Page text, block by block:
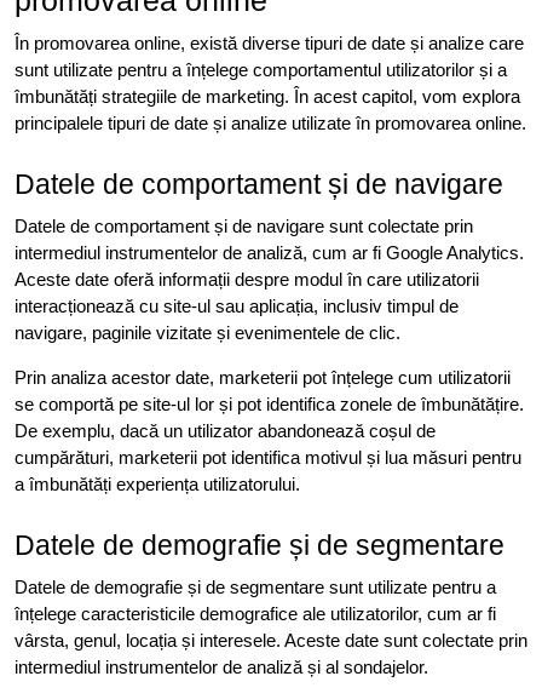
În promovarea online, există diverse tipuri de date și analize care
sunt utilizate pentru a înțelege comportamentul utilizatorilor și a
îmbunătăți strategiile de marketing. În acest capitol, vom explora
principalele tipuri de date și analize utilizate în promovarea online.
Datele de comportament și de navigare
Datele de comportament și de navigare sunt colectate prin
intermediul instrumentelor de analiză, cum ar fi Google Analytics.
Aceste date oferă informații despre modul în care utilizatorii
interacționează cu site-ul sau aplicația, inclusiv timpul de
navigare, paginile vizitate și evenimentele de clic.
Prin analiza acestor date, marketerii pot înțelege cum utilizatorii
se comportă pe site-ul lor și pot identifica zonele de îmbunătățire.
De exemplu, dacă un utilizator abandonează coșul de
cumpărături, marketerii pot identifica motivul și lua măsuri pentru
a îmbunătăți experiența utilizatorului.
Datele de demografie și de segmentare
Datele de demografie și de segmentare sunt utilizate pentru a
înțelege caracteristicile demografice ale utilizatorilor, cum ar fi
vârsta, genul, locația și interesele. Aceste date sunt colectate prin
intermediul instrumentelor de analiză și al sondajelor.